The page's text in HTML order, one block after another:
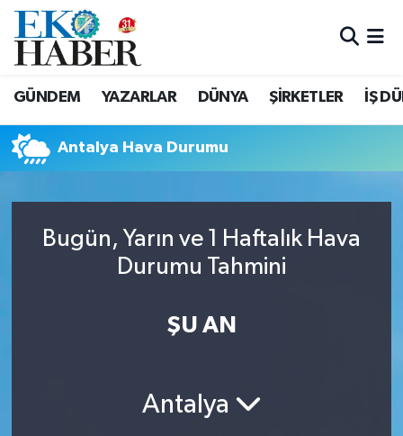
GÜNDEM YAZARLAR DÜNYA ŞİRKETLER İŞ
Antalya Hava Durumu
Bugün, Yarın ve 1 Haftalık Hava
Durumu Tahmini
ŞU AN
Antalya
Hava Durumu
Süper Lig Puan Durumu ve Fikstür
Tüm Manşetler
Son Dakika Haberleri